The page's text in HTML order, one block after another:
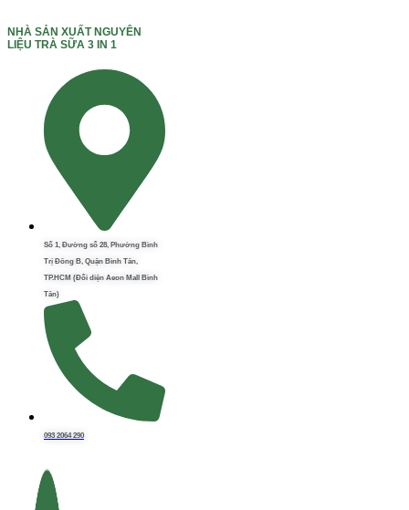
NHÀ SẢN XUẤT NGUYÊN
LIỆU TRÀ SỮA 3 IN 1
Số 1, Đường số 28, Phường Bình
Trị Đông B, Quận Bình Tân,
TP.HCM (Đối diện Aeon Mall Bình
Tân)
093 2064 290